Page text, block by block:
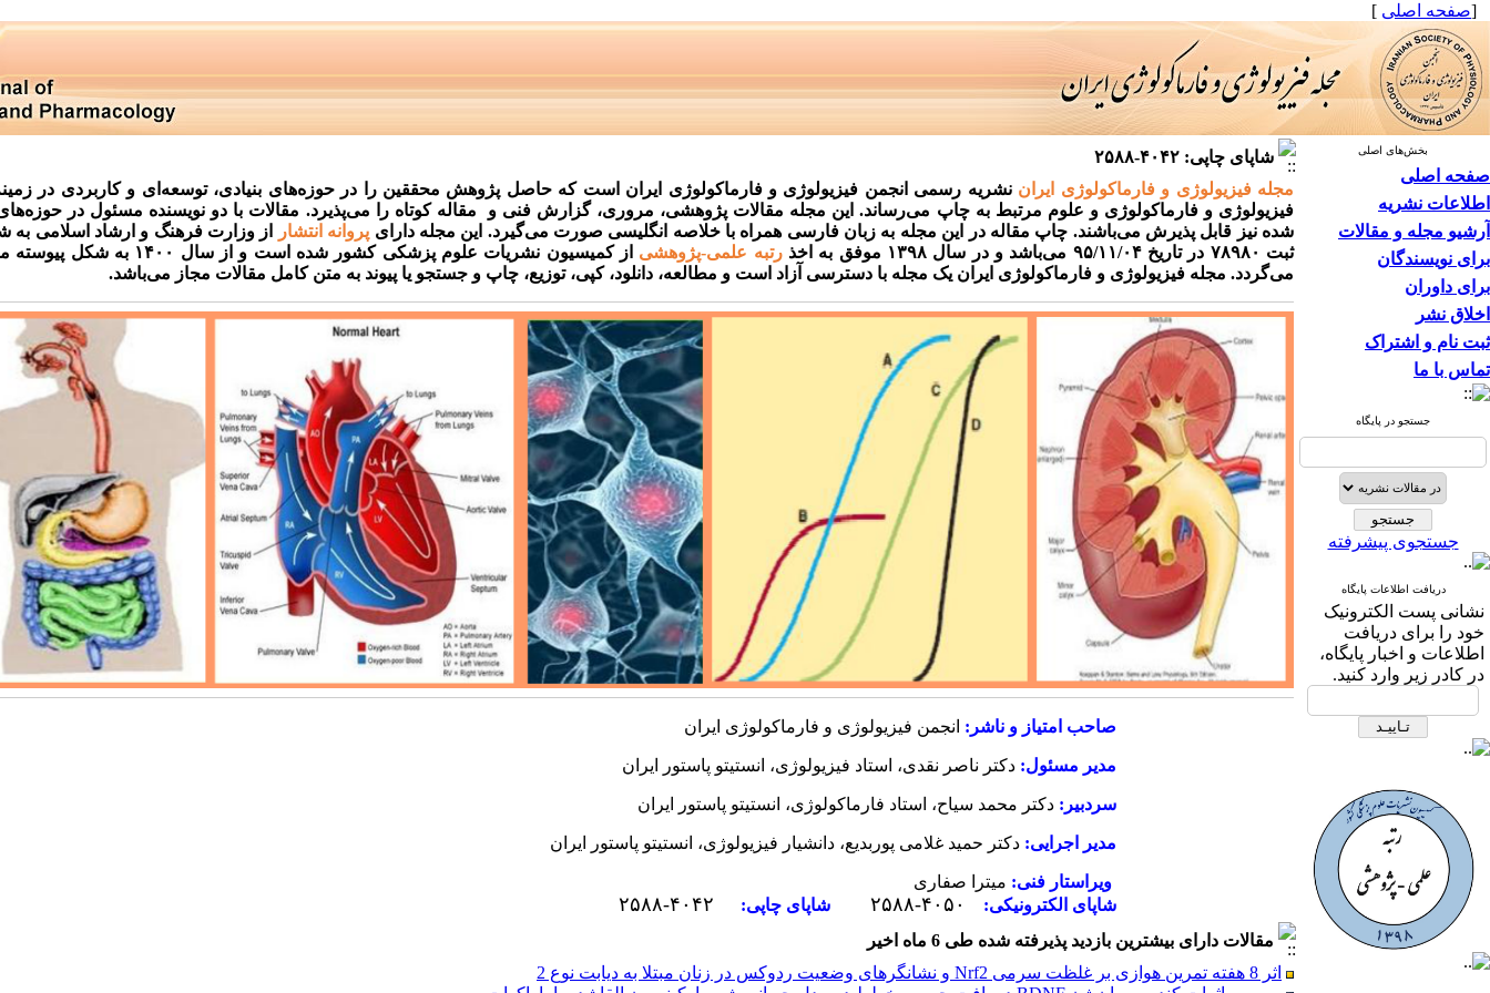
[صفحه اصلی ]
بخش‌های اصلی
صفحه اصلی
اطلاعات نشریه
آرشیو مجله و مقالات
برای نویسندگان
برای داوران
اخلاق نشر
ثبت نام و اشتراک
تماس با ما
جستجو در پایگاه
جستجوی پیشرفته
دریافت اطلاعات پایگاه
نشانی پست الكترونیک
خود را برای دریافت
اطلاعات و اخبار پایگاه،
در كادر زیر وارد كنید.
شاپای چاپی: ۴۰۴۲-۲۵۸۸
مجله فیزیولوژی و فارماکولوژی ایراننشریه رسمی انجمن فیزیولوژی و فارماکولوژی ایران است که حاصل پژوهش محققین را در حوزه‌های بنیادی، توسعه‌ای و کاربردی در
فیزیولوژی و فارماکولوژی و علوم مرتبط به چاپ می‌رساند. این مجله مقالات پژوهشی، مروری، گزارش فنی و مقاله کوتاه را می‌پذیرد. مقالات با دو نویسنده مسئول در
شده نیز قابل پذیرش می‌باشند. چاپ مقاله در این مجله به زبان فارسی همراه با خلاصه انگلیسی صورت می‌گیرد. این مجله دارای پروانه انتشار
از وزارت فرهنگ و ارشاد اسلامی به
ثبت ۷۸۹۸۰ در تاریخ۹۵/۱۱/۰۴ می‌باشد و در سال ۱۳۹۸ موفق به اخذ رتبه علمی-پژوهشی از کمیسیون نشریات علوم پزشکی کشور
شده است و از سال ۱۴۰۰ به شکل
می‌گردد. مجله فیزیولوژی و فارماکولوژی ایران یک مجله با دسترسی آزاد است و مطالعه، دانلود، کپی، توزیع، چاپ و جستجو یا پیوند به متن کامل مقالات مجاز می‌باشد.
صاحب امتیاز و ناشر: انجمن فیزیولوژی و فارماکولوژی ایران
مدیر مسئول: دکتر ناصر نقدی، استاد فیزیولوژی، انستیتو پاستور ایران
سردبیر: دکتر محمد سیاح، استاد فارماکولوژی، انستیتو پاستور ایران
مدیر اجرایی: دکتر حمید غلامی پوربدیع، دانشیار فیزیولوژی، انستیتو پاستور ایران
ویراستار فنی: میترا صفاری
شاپای الکترونیکی:
۲۵۸۸-۴۰۵۰ شاپای چاپی: ۲۵۸۸-۴۰۴۲
مقالات دارای بیشترین بازدید پذیرفته شده طی 6 ماه اخیر
اثر 8 هفته تمرین هوازی بر غلظت سرمی Nrf2 و نشانگرهای وضعیت ردوکس در زنان مبتلا به دیابت نوع 2